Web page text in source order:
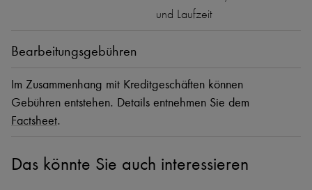
und Laufzeit
Bearbeitungsgebühren
Im Zusammenhang mit Kreditgeschäften können
Gebühren entstehen. Details entnehmen Sie dem
Factsheet.
Das könnte Sie auch interessieren